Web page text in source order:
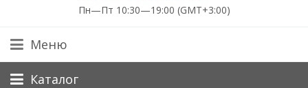
Пн—Пт 10:30—19:00 (GMT+3:00)
Меню
Каталог